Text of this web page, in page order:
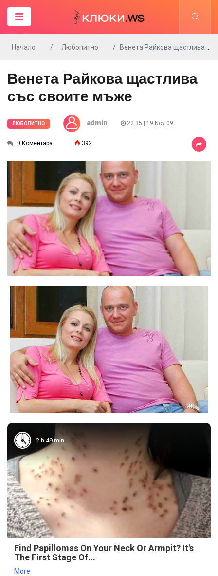
Начало Любопитно Венета Райкова щастлива със своите мъже
Венета Райкова щастлива
със своите мъже
ЛЮБОПИТНО admin 22:35 | 19 Nov 09
0 Коментара 392
2 h 49 min
Find Papillomas On Your Neck Or Armpit? It's
The First Stage Of...
More